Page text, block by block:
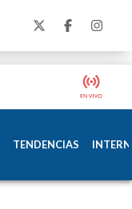
TENDENCIAS